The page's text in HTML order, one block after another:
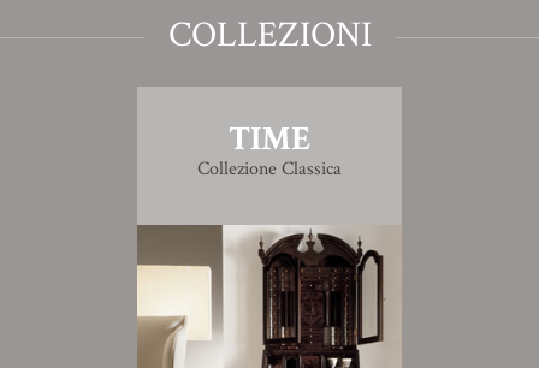
COLLEZIONI
TIME
Collezione Classica